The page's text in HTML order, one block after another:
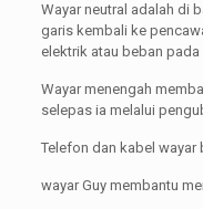
Wayar neutral adalah di
garis kembali ke
elektrik atau beban
Wayar menengah
selepas ia melalui
Telefon dan kabel wayar
wayar Guy membantu